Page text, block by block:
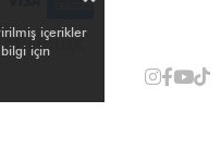
içerikler
için